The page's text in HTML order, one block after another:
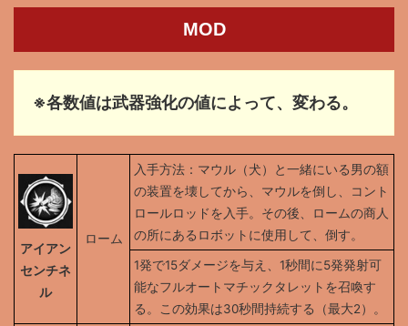
MOD
※各数値は武器強化の値によって、変わる。
アイアン
センチネ
ル
ローム
入手方法：マウル（犬）と一緒にいる男の額
の装置を壊してから、マウルを倒し、コント
ロールロッドを入手。その後、ロームの商人
の所にあるロボットに使用して、倒す。
1発で15ダメージを与え、1秒間に5発発射可
能なフルオートマチックタレットを召喚す
る。この効果は30秒間持続する（最大2）。